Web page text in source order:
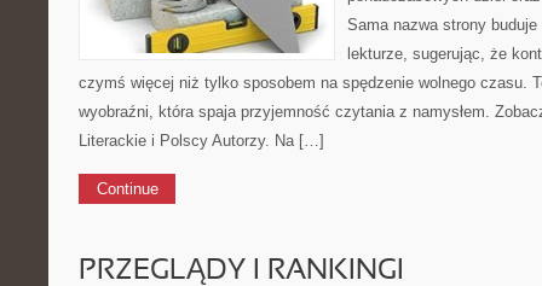
Sama nazwa strony
lekturze, sugerując, że
czymś więcej niż tylko sposobem na spędzenie wolnego czasu.
wyobraźni, która spaja przyjemność czytania z namysłem.
Literackie i Polscy Autorzy. Na […]
Continue
PRZEGLĄDY I RANKINGI